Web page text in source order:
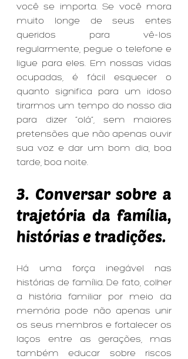
você se importa. Se você mora
muito longe de seus entes
queridos para vê-los
regularmente, pegue o telefone e
ligue para eles. Em nossas vidas
ocupadas, é fácil esquecer o
quanto significa para um idoso
tirarmos um tempo do nosso dia
para dizer “olá”, sem maiores
pretensões que não apenas ouvir
sua voz e dar um bom dia, boa
tarde, boa noite.
3. Conversar sobre a
trajetória da família,
histórias e tradições.
Há uma força inegável nas
histórias de família. De fato, colher
a história familiar por meio da
memória pode não apenas unir
os seus membros e fortalecer os
laços entre as gerações, mas
também educar sobre riscos